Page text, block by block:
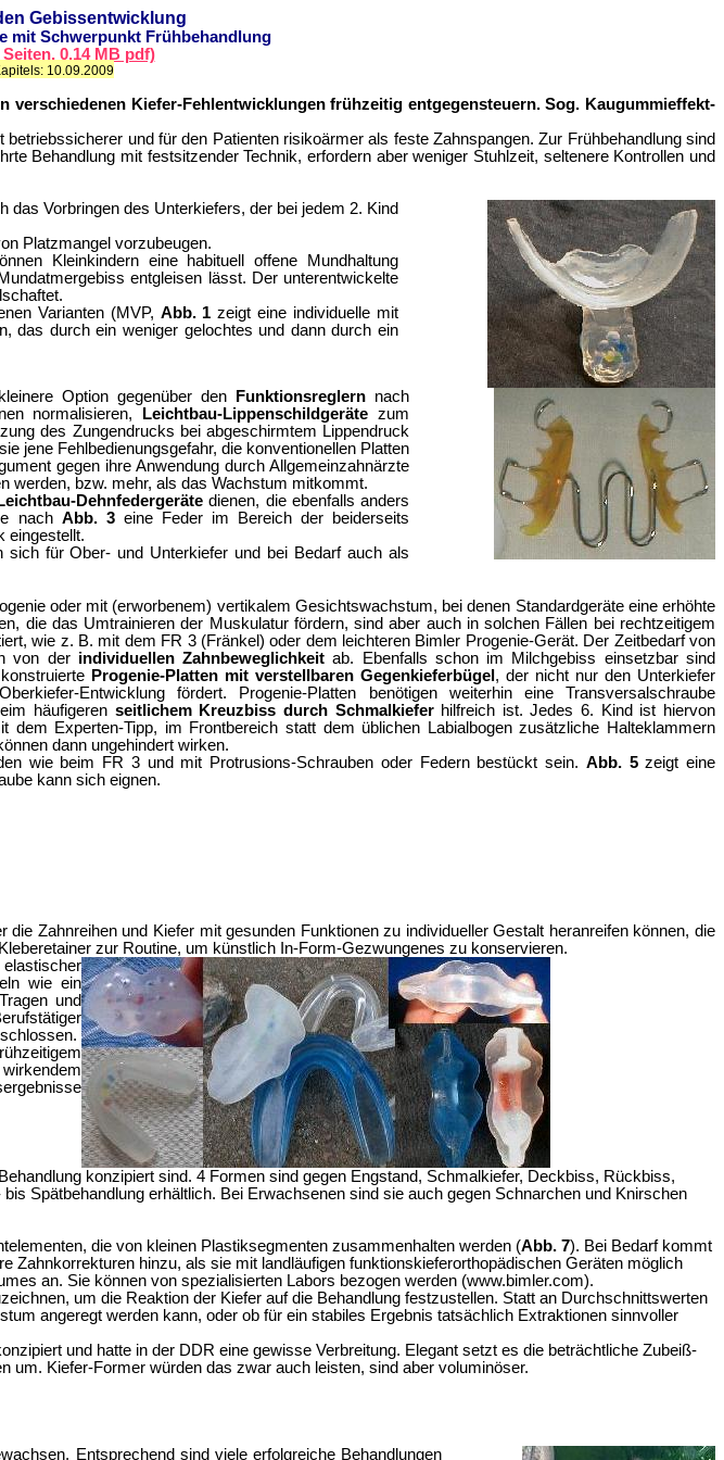
Gebissentwicklung
mit Schwerpunkt Frühbehandlung
0.14 MB pdf)
10.09.2009
verschiedenen Kiefer-Fehlentwicklungen frühzeitig entgegensteuern. Sog. Kaugummieffekt-
und für den Patienten risikoärmer als feste Zahnspangen. Zur Frühbehandlung sind
Behandlung mit festsitzender Technik, erfordern aber weniger Stuhlzeit, seltenere Kontrollen und
Vorbringen des Unterkiefers, der bei jedem 2. Kind
Platzmangel vorzubeugen.
Kleinkindern eine habituell offene Mundhaltung
entgleisen lässt. Der unterentwickelte
Varianten (MVP, Abb. 1 zeigt eine individuelle mit
das durch ein weniger gelochtes und dann durch ein
Option gegenüber den Funktionsreglern nach
normalisieren,
Leichtbau-Lippenschildgerätezum
des Zungendrucks bei abgeschirmtem Lippendruck
jene Fehlbedienungsgefahr, die konventionellen Platten
gegen ihre Anwendung durch Allgemeinzahnärzte
werden, bzw. mehr, als das Wachstum mitkommt.
Leichtbau-Dehnfedergerätedienen, die ebenfallsanders
nach Abb. 3eine
Feder im Bereich der beiderseits
eingestellt.
sich für Ober- und Unterkiefer und bei Bedarf auch als
oder mit (erworbenem) vertikalem Gesichtswachstum, bei denen Standardgeräte eine erhöhte
die das Umtrainieren der Muskulatur fördern, sind aber auch in solchen Fällen bei rechtzeitigem
wie z. B. mit dem FR 3 (Fränkel) oder dem leichteren Bimler Progenie-Gerät. Der Zeitbedarf von
von der individuellen Zahnbeweglichkeit ab. Ebenfalls schon im Milchgebiss einsetzbar sind
Progenie-Platten mit verstellbaren Gegenkieferbügel , der nicht nur den Unterkiefer
Entwicklung fördert. Progenie-Platten benötigen weiterhin eine Transversalschraube
häufigeren seitlichem Kreuzbiss durch Schmalkieferhilfreich ist. Jedes 6. Kind ist hiervon
Experten-Tipp, im Frontbereich statt dem üblichen Labialbogen zusätzliche Halteklammern
dann ungehindert wirken.
wie beim FR 3 und mit Protrusions-Schrauben oder Federn bestückt sein. Abb. 5zeigt eine
kann sich eignen.
Zahnreihen und Kiefer mit gesunden Funktionen zu individueller Gestalt heranreifen können, die
zur Routine, um künstlich In-Form-Gezwungenes zu konservieren.
elastischer
wie ein
und
konzipiert sind. 4 Formen sind gegen Engstand, Schmalkiefer, Deckbiss, Rückbiss,
Spätbehandlung erhältlich. Bei Erwachsenen sind sie auch gegen Schnarchen und Knirschen
die von kleinen Plastiksegmenten zusammenhalten werden (Abb. 7). Bei Bedarf kommt
Zahnkorrekturen hinzu, als sie mit landläufigen funktionskieferorthopädischen Geräten möglich
an. Sie können von spezialisierten Labors bezogen werden (www.bimler.com).
um die Reaktion der Kiefer auf die Behandlung festzustellen. Statt an Durchschnittswerten
angeregt werden kann, oder ob für ein stabiles Ergebnis tatsächlich Extraktionen sinnvoller
und hatte in der DDR eine gewisse Verbreitung. Elegant setzt es die beträchtliche Zubeiß-
um. Kiefer-Former würden das zwar auch leisten, sind aber voluminöser.
Entsprechend sind viele erfolgreiche Behandlungen